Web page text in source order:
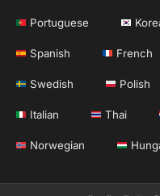
Portuguese
Spanish French
Swedish Polish
Italian Thai
Norwegian